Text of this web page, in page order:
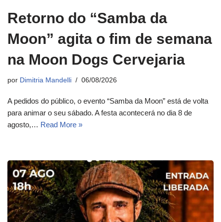
Retorno do “Samba da
Moon” agita o fim de semana
na Moon Dogs Cervejaria
por Dimitria Mandelli 06/08/2026
A pedidos do público, o evento “Samba da Moon” está de volta
para animar o seu sábado. A festa acontecerá no dia 8 de
agosto,… Read More »